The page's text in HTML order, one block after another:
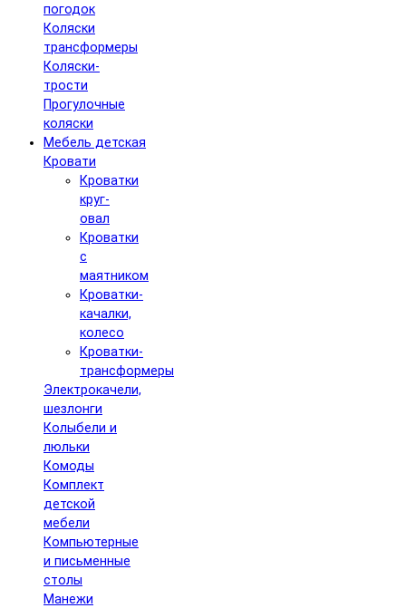
погодок
Коляски
трансформеры
Коляски-
трости
Прогулочные
коляски
Мебель детская
Кровати
Кроватки
круг-
овал
Кроватки
с
маятником
Кроватки-
качалки,
колесо
Кроватки-
трансформеры
Электрокачели,
шезлонги
Колыбели и
люльки
Комоды
Комплект
детской
мебели
Компьютерные
и письменные
столы
Манежи